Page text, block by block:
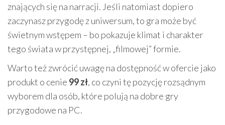
znających się na narracji. Jeśli natomiast dopiero
zaczynasz przygodę z uniwersum, to gra może być
świetnym wstępem – bo pokazuje klimat i charakter
tego świata w przystępnej, „filmowej” formie.
Warto też zwrócić uwagę na dostępność w ofercie jako
produkt o cenie 99 zł, co czyni tę pozycję rozsądnym
wyborem dla osób, które polują na dobre gry
przygodowe na PC.